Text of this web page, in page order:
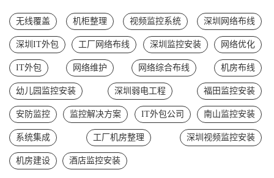
无线覆盖 机柜整理 视频监控系统 深圳网络布线
深圳IT外包 工厂网络布线 深圳监控安装 网络优化
IT外包 网络维护 网络综合布线 机房布线
幼儿园监控安装 深圳弱电工程 福田监控安装
安防监控 监控解决方案 IT外包公司 南山监控安装
系统集成 工厂机房整理 深圳视频监控安装
机房建设 酒店监控安装